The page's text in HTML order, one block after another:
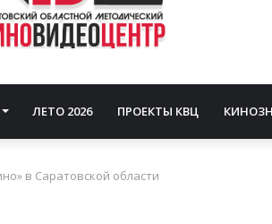
ЛЕТО 2026 ПРОЕКТЫ КВЦ
в Саратовской области